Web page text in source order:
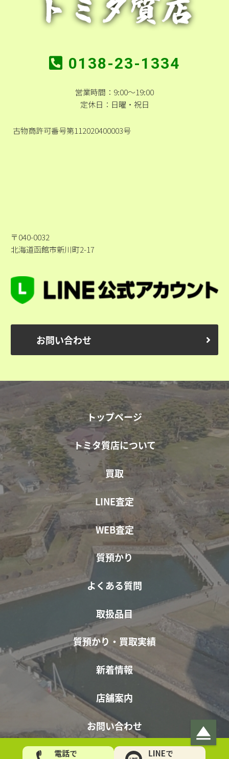
0138-23-1334
営業時間：9:00～19:00
定休日：日曜・祝日
古物商許可番号第112020400003号
〒040-0032
北海道函館市新川町2-17
お問い合わせ
トップページ
トミタ質店について
買取
LINE査定
WEB査定
質預かり
よくある質問
取扱品目
質預かり・買取実績
新着情報
店舗案内
お問い合わせ